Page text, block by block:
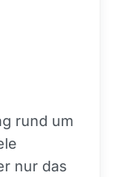
rund um
nur das